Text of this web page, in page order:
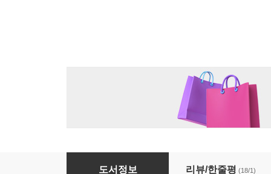
그리워지면 꽃이 되리
도서정보 리뷰/한줄평 (18/1)